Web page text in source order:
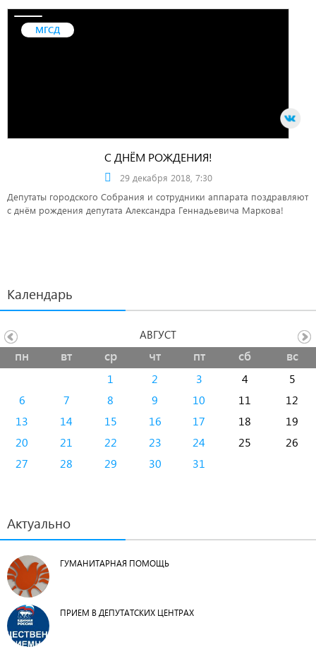
МГСД
С ДНЁМ РОЖДЕНИЯ!
29 декабря 2018, 7:30
Депутаты городского Собрания и сотрудники аппарата поздравляют
с днём рождения депутата Александра Геннадьевича Маркова!
Календарь
пн вт ср чт пт сб вс
1 2 3 4
5
6
7 8 9 10 11
12
13
14 15 16 17 18
19
20
21 22 23 24 25
26
27
28 29 30 31
АВГУСТ
Актуально
ГУМАНИТАРНАЯ ПОМОЩЬ
ПРИЕМ В ДЕПУТАТСКИХ ЦЕНТРАХ